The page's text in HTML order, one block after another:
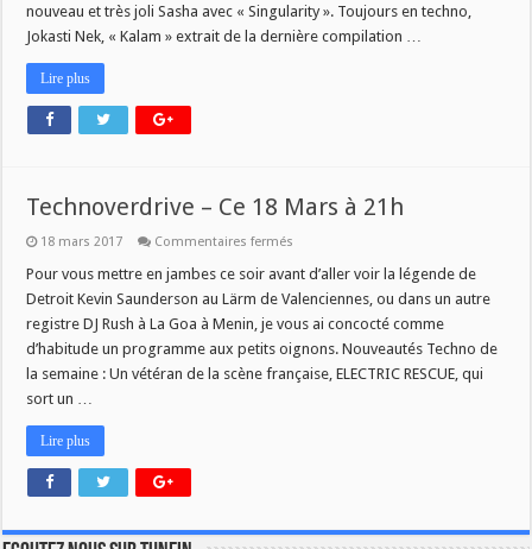
nouveau et très joli Sasha avec « Singularity ». Toujours en techno,
Jokasti Nek, « Kalam » extrait de la dernière compilation …
Lire plus
Technoverdrive – Ce 18 Mars à 21h
18 mars 2017 Commentaires fermés
–
18
Mars
à
21h
Pour vous mettre en jambes ce soir avant d’aller voir la légende de
Detroit Kevin Saunderson au Lärm de Valenciennes, ou dans un autre
registre DJ Rush à La Goa à Menin, je vous ai concocté comme
d’habitude un programme aux petits oignons. Nouveautés Techno de
la semaine : Un vétéran de la scène française, ELECTRIC RESCUE, qui
sort un …
Lire plus